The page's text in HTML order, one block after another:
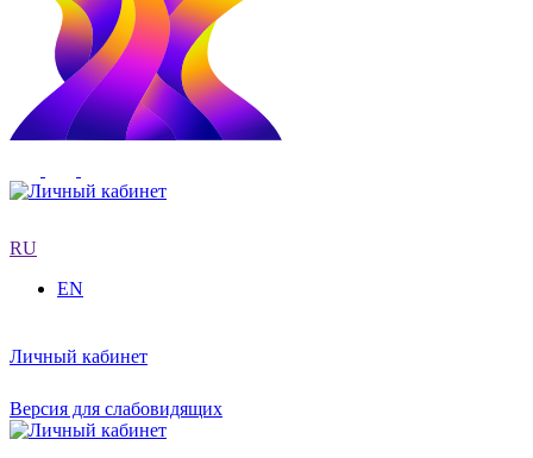
RU
EN
Личный кабинет
Версия для слабовидящих